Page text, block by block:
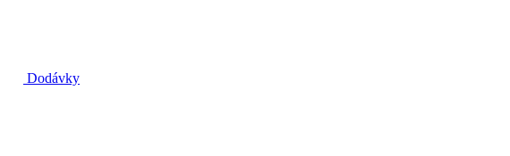
Dodávky